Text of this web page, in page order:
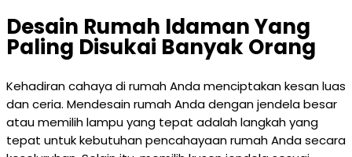
Desain Rumah Idaman Yang
Paling Disukai Banyak Orang
Kehadiran cahaya di rumah Anda menciptakan kesan luas
dan ceria. Mendesain rumah Anda dengan jendela besar
atau memilih lampu yang tepat adalah langkah yang
tepat untuk kebutuhan pencahayaan rumah Anda secara